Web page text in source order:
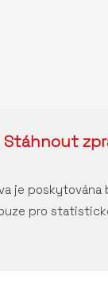
Stáhnout
je poskytována
pro